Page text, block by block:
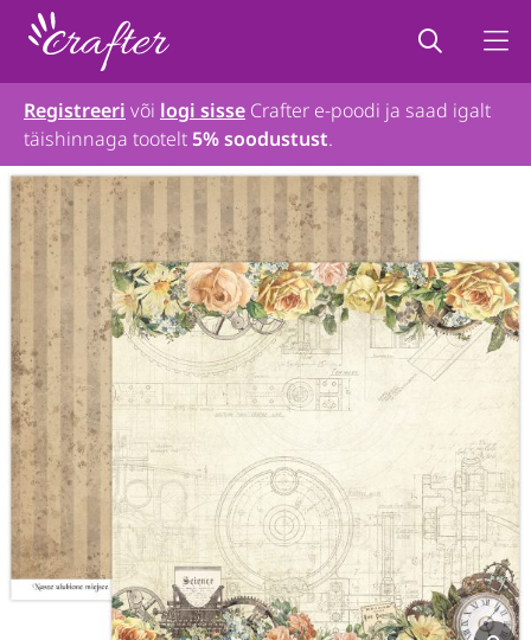
Registreeri või logi sisse Crafter e-poodi ja saad igalt
täishinnaga tootelt5% soodustust.